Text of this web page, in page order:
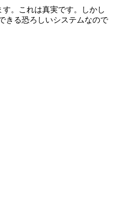
。これは真実です。しかし
きる恐ろしいシステムなので